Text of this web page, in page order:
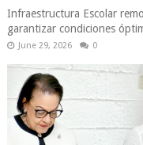
Infraestructura Escolar
garantizar condiciones
June 29, 2026 0